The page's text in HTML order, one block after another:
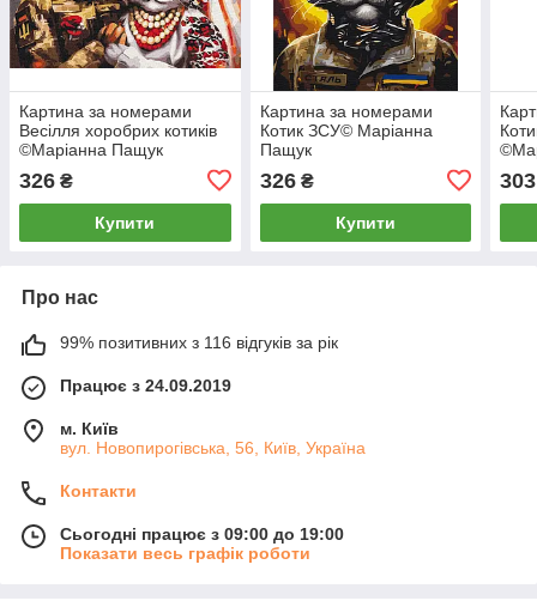
Картина за номерами
Весілля хоробрих котиків
©Маріанна Пащук
326 ₴
Купити
Картина за номерами
Котик ЗСУ© Маріанна
Пащук
326₴
Купити
303
Про нас
99% позитивних з 116 відгуків за рік
Працює з 24.09.2019
м. Київ
вул. Новопирогівська, 56, Київ, Україна
Контакти
Сьогодні працює з 09:00 до 19:00
Показати весь графік роботи